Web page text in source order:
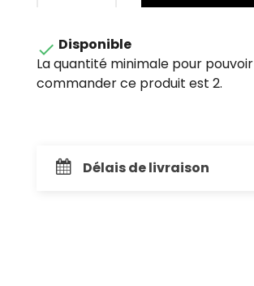
 Disponible
La quantité minimale pour pouvoir
commander ce produit est 2.
Délais de livraison